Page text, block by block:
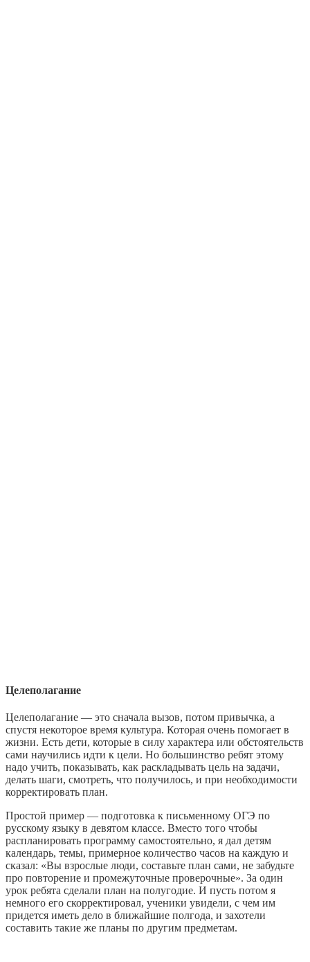
Целеполагание
Целеполагание — это сначала вызов, потом привычка, а
спустя некоторое время культура. Которая очень помогает в
жизни. Есть дети, которые в силу характера или обстоятельств
сами научились идти к цели. Но большинство ребят этому
надо учить, показывать, как раскладывать цель на задачи,
делать шаги, смотреть, что получилось, и при необходимости
корректировать план.
Простой пример — подготовка к письменному ОГЭ по
русскому языку в девятом классе. Вместо того чтобы
распланировать программу самостоятельно, я дал детям
календарь, темы, примерное количество часов на каждую и
сказал: «Вы взрослые люди, составьте план сами, не забудьте
про повторение и промежуточные проверочные». За один
урок ребята сделали план на полугодие. И пусть потом я
немного его скорректировал, ученики увидели, с чем им
придется иметь дело в ближайшие полгода, и захотели
составить такие же планы по другим предметам.